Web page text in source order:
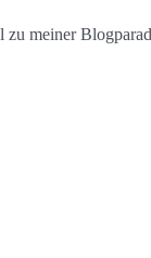
meiner